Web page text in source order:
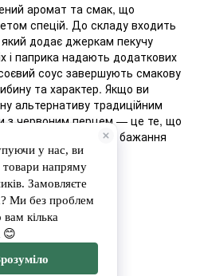
аромат та смак, що
спецій. До складу входить
додає джеркам пекучу
і паприка надають додаткових
соус завершують смакову
та характер. Якщо ви
альтернативу традиційним
з червоним перцем — це те, що
задовольнить ваші бажання